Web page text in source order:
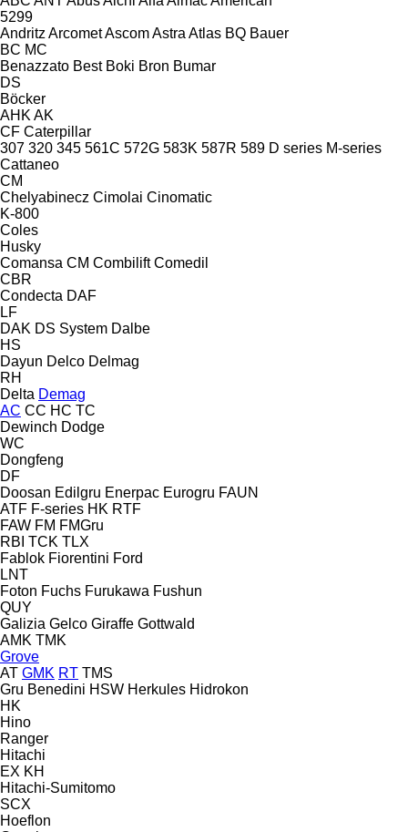
5299
Andritz ArcometAscomAstra Atlas BQ Bauer
BC MC
Benazzato Best Boki Bron Bumar
DS
Böcker
AHK AK
CF Caterpillar
307 320 345 561C 572G 583K 587R 589 D series M-series
Cattaneo
CM
Chelyabinecz Cimolai Cinomatic
K-800
Coles
Husky
Comansa CM Combilift Comedil
CBR
Condecta DAF
LF
DAK DS System Dalbe
HS
Dayun Delco Delmag
RH
Delta Demag
AC CC HC TC
Dewinch Dodge
WC
Dongfeng
DF
Doosan Edilgru Enerpac Eurogru FAUN
ATF F-series HK RTF
FAW FM FMGru
RBI TCK TLX
Fablok Fiorentini Ford
LNT
Foton Fuchs Furukawa Fushun
QUY
Galizia Gelco Giraffe Gottwald
AMK TMK
Grove
AT GMK RT TMS
Gru Benedini HSW Herkules Hidrokon
HK
Hino
Ranger
Hitachi
EX KH
Hitachi-Sumitomo
SCX
Hoeflon